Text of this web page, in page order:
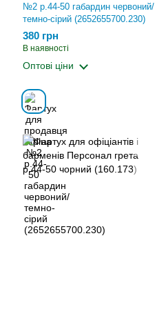
№2 р.44-50 габардин червоний/
темно-сірий (2652655700.230)
380 грн
В наявності
Оптові ціни